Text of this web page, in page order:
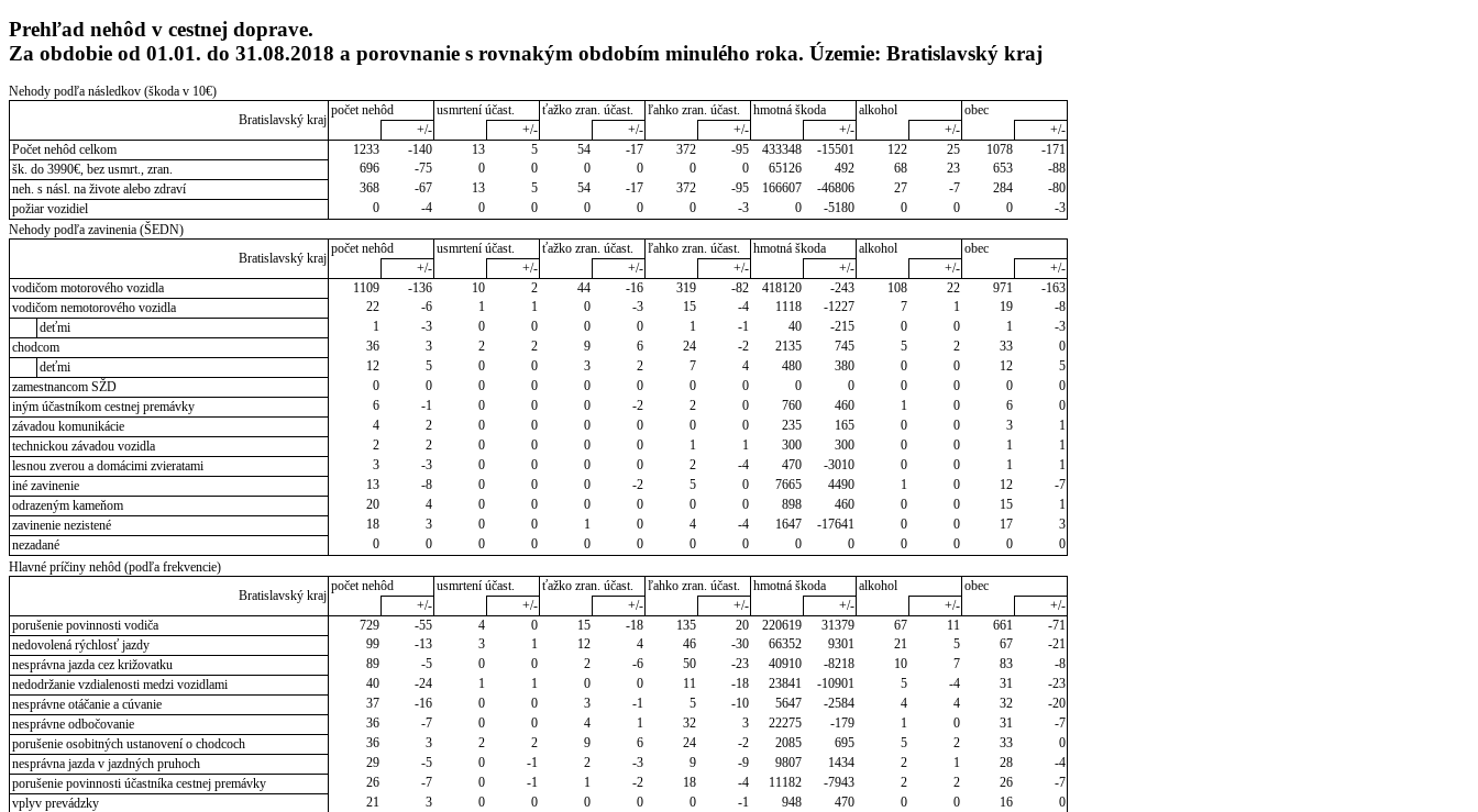
Prehľad nehôd v cestnej doprave.
Za obdobie od 01.01. do 31.08.2018 a porovnanie s rovnakým obdobím minulého roka. Územie: Bratislavský kraj
Nehody podľa následkov (škoda v 10€)
Bratislavský kraj
počet nehôd usmrtení účast. ťažko zran. účast. ľahko zran. účast. hmotná škoda alkohol
obec
+/-
+/- +/- +/- +/- +/-
+/-
Počet nehôd celkom
1233 -140 13 5 54 -17 372 -95 433348 -15501 122 25 1078
-171
šk. do 3990€, bez usmrt., zran.
696 -75 0 0 0 0 0 0 65126 492 68 23 653
-88
neh. s násl. na živote alebo zdraví
368 -67 13 5 54 -17 372 -95 166607 -46806 27 -7 284
-80
požiar vozidiel
0 -4 0 0 0 0 0 -3 0 -5180 0 0 0
-3
Nehody podľa zavinenia (ŠEDN)
Bratislavský kraj
počet nehôd usmrtení účast. ťažko zran. účast. ľahko zran. účast. hmotná škoda alkohol
obec
+/-
+/- +/- +/- +/- +/-
+/-
vodičom motorového vozidla
1109 -136 10 2 44 -16 319 -82 418120 -243 108 22 971
-163
vodičom nemotorového vozidla
22 -6 1 1 0 -3 15 -4 1118 -1227 7 1 19
-8
deťmi
1 -3 0 0 0 0 1 -1 40 -215 0 0 1
-3
chodcom
36 3 2 2 9 6 24 -2 2135 745 5 2 33
0
deťmi
12 5 0 0 3 2 7 4 480 380 0 0 12
5
zamestnancom SŽD
0 0 0 0 0 0 0 0 0 0 0 0 0
0
iným účastníkom cestnej premávky
6 -1 0 0 0 -2 2 0 760 460 1 0 6
0
závadou komunikácie
4 2 0 0 0 0 0 0 235 165 0 0 3
1
technickou závadou vozidla
2 2 0 0 0 0 1 1 300 300 0 0 1
1
lesnou zverou a domácimi zvieratami
3 -3 0 0 0 0 2 -4 470 -3010 0 0 1
1
iné zavinenie
13 -8 0 0 0 -2 5 0 7665 4490 1 0 12
-7
odrazeným kameňom
20 4 0 0 0 0 0 0 898 460 0 0 15
1
zavinenie nezistené
18 3 0 0 1 0 4 -4 1647 -17641 0 0 17
3
nezadané
0 0 0 0 0 0 0 0 0 0 0 0 0
0
Hlavné príčiny nehôd (podľa frekvencie)
Bratislavský kraj
počet nehôd usmrtení účast. ťažko zran. účast. ľahko zran. účast. hmotná škoda alkohol
obec
+/-
+/- +/- +/- +/- +/-
+/-
porušenie povinnosti vodiča
729 -55 4 0 15 -18 135 20 220619 31379 67 11 661
-71
nedovolená rýchlosť jazdy
99 -13 3 1 12 4 46 -30 66352 9301 21 5 67
-21
nesprávna jazda cez križovatku
89 -5 0 0 2 -6 50 -23 40910 -8218 10 7 83
-8
nedodržanie vzdialenosti medzi vozidlami
40 -24 1 1 0 0 11 -18 23841 -10901 5 -4 31
-23
nesprávne otáčanie a cúvanie
37 -16 0 0 3 -1 5 -10 5647 -2584 4 4 32
-20
nesprávne odbočovanie
36 -7 0 0 4 1 32 3 22275 -179 1 0 31
-7
porušenie osobitných ustanovení o chodcoch
36 3 2 2 9 6 24 -2 2085 695 5 2 33
0
nesprávna jazda v jazdných pruhoch
29 -5 0 -1 2 -3 9 -9 9807 1434 2 1 28
-4
porušenie povinnosti účastníka cestnej premávky
26 -7 0 -1 1 -2 18 -4 11182 -7943 2 2 26
-7
vplyv prevádzky
21 3 0 0 0 0 0 -1 948 470 0 0 16
0